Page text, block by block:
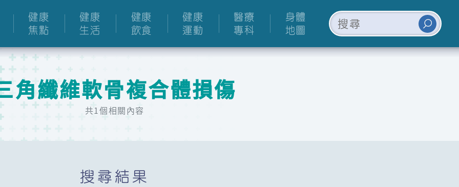
健康
焦點
健康
生活
健康
飲食
健康
運動
醫療
專科
身體
地圖
角纖維軟骨複合體損傷
共1個相關內容
搜尋結果